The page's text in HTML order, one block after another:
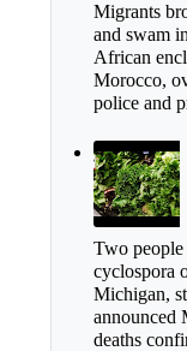
Migrants
and swam
African
Morocco,
police and
Two
cyclospora
Michigan,
announced
deaths